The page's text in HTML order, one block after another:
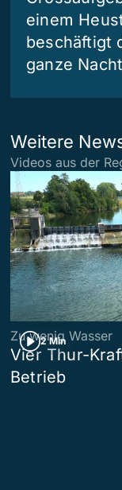
einem
beschäftigt
ganze Nacht
Weitere
Videos aus der
2 Min
Zu wenig Wasser
Vier Thur-
Betrieb